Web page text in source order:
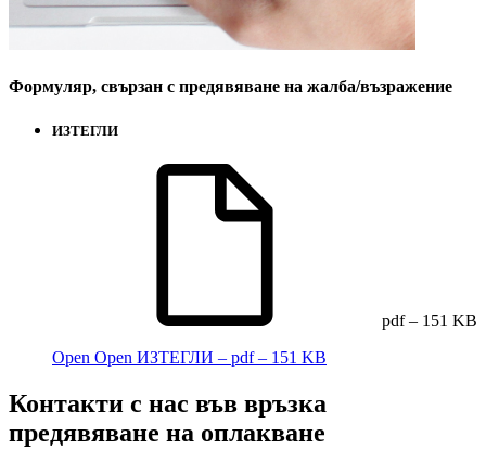
Формуляр, свързан с предявяване на жалба/възражение
ИЗТЕГЛИ
pdf – 151 KB
Open Open ИЗТЕГЛИ – pdf – 151 KB
Контакти с нас във връзка
предявяване на оплакване